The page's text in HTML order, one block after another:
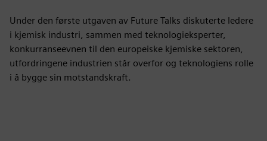
Under den første utgaven av Future Talks diskuterte ledere
i kjemisk industri, sammen med teknologieksperter,
konkurranseevnen til den europeiske kjemiske sektoren,
utfordringene industrien står overfor og teknologiens rolle
i å bygge sin motstandskraft.